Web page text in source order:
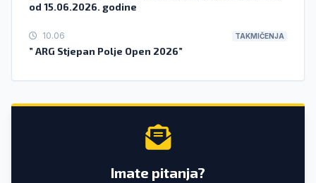
od 15.06.2026. godine
10.06 TAKMIČENJA
” ARG Stjepan Polje Open 2026”
Imate pitanja?